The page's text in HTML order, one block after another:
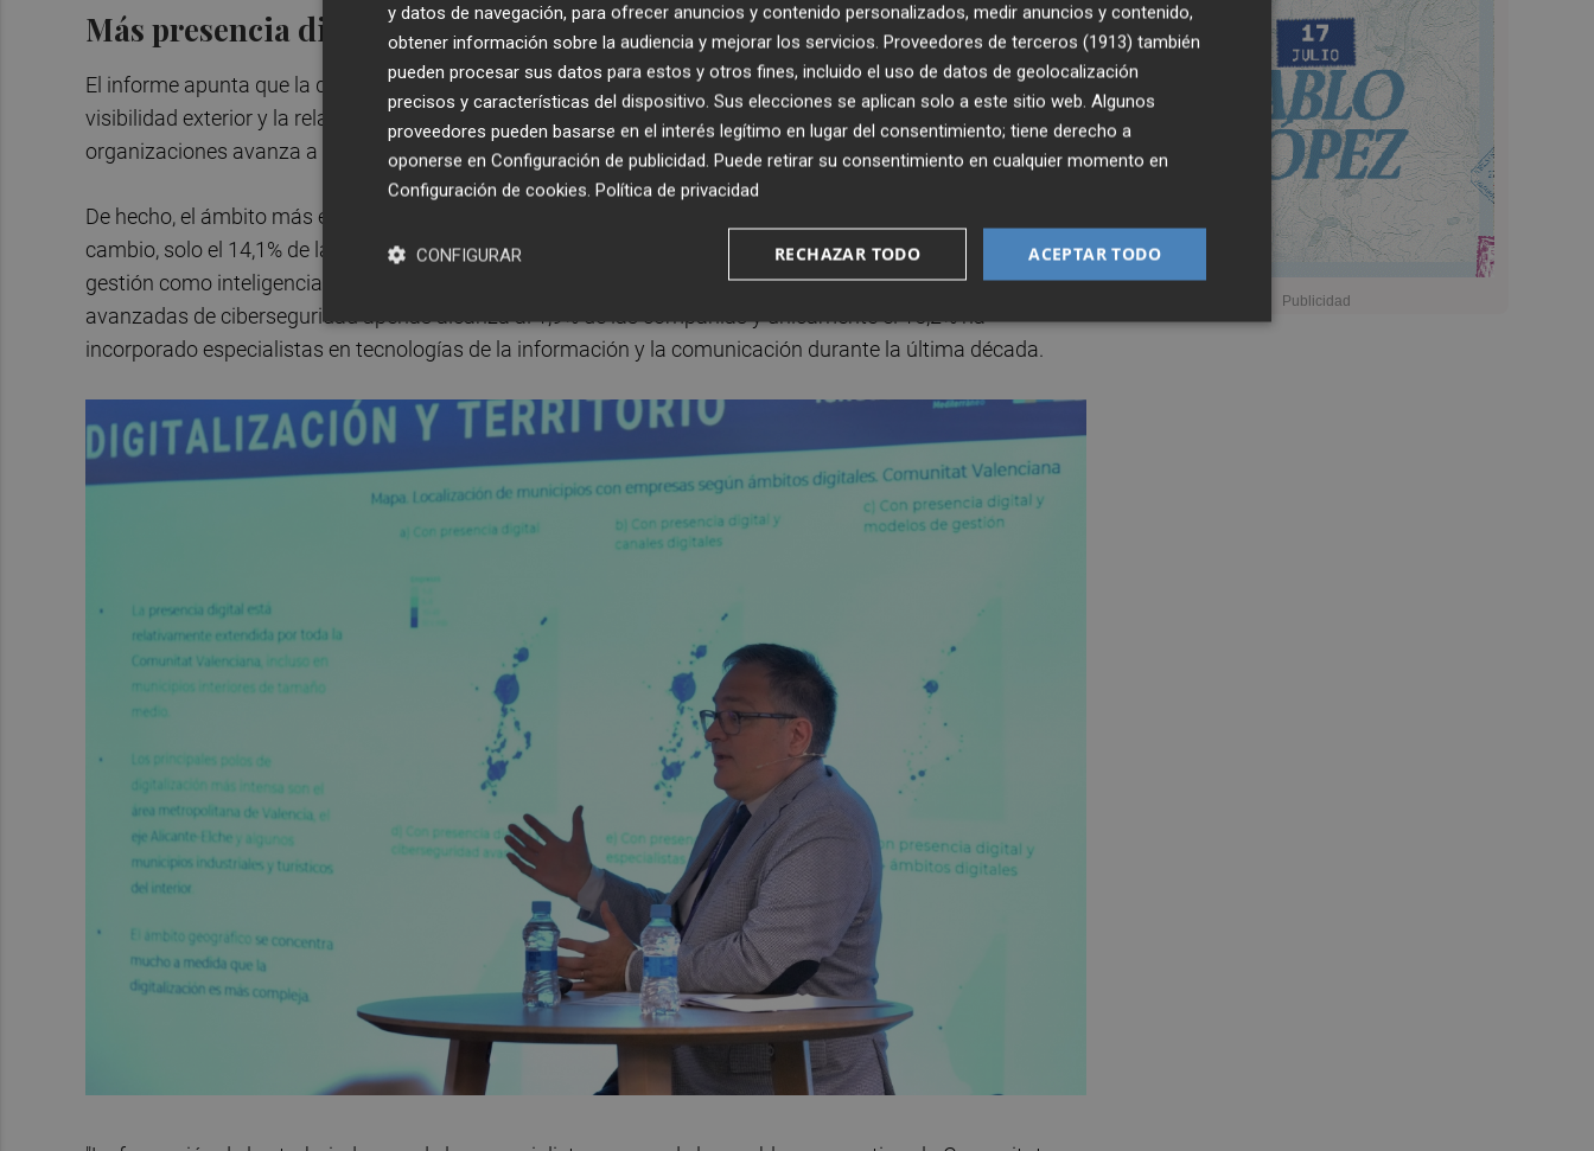
Más presencia digital que transformación interna
El informe apunta que la digitalización empresarial valenciana sigue centrándose principalmente en la
visibilidad exterior y la relación con los clientes, mientras que la transformación interna de las
organizaciones avanza a un ritmo mucho más lento.
De hecho, el ámbito más extendido es el de los canales digitales de comercialización y comunicación. En
cambio, solo el 14,1% de las empresas con presencia digital ha incorporado herramientas avanzadas de
gestión como inteligencia artificial, servicios en la nube o analítica de datos. La implantación de soluciones
avanzadas de ciberseguridad apenas alcanza al 1,9% de las compañías y únicamente el 15,2% ha
incorporado especialistas en tecnologías de la información y la comunicación durante la última década.
y datos de navegación, para ofrecer anuncios y contenido personalizados, medir anuncios y contenido,
obtener información sobre la audiencia y mejorar los servicios. Proveedores de terceros (1913) también
pueden procesar sus datos para estos y otros fines, incluido el uso de datos de geolocalización
precisos y características del dispositivo. Sus elecciones se aplican solo a este sitio web. Algunos
proveedores pueden basarse en el interés legítimo en lugar del consentimiento; tiene derecho a
oponerse en Configuración de publicidad. Puede retirar su consentimiento en cualquier momento en
Configuración de cookies. Política de privacidad
ACEPTAR TODO
RECHAZAR TODO
CONFIGURAR